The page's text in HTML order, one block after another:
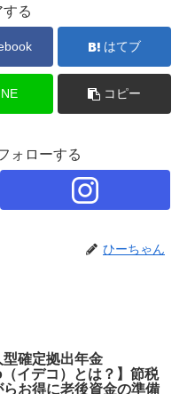
する
はてブ
コピー
ォローする
ひーちゃん
型確定拠出年金
イデコ）とは？】節税
らお得に老後資金の準備